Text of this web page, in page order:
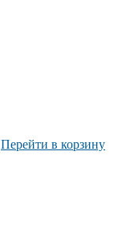
Перейти в корзину